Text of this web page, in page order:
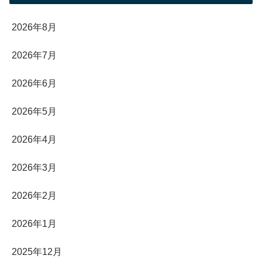
2026年8月
2026年7月
2026年6月
2026年5月
2026年4月
2026年3月
2026年2月
2026年1月
2025年12月